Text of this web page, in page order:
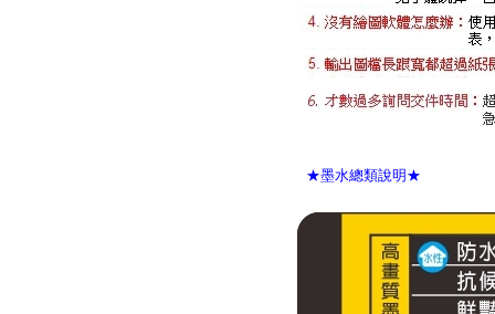
★墨水總類說明★